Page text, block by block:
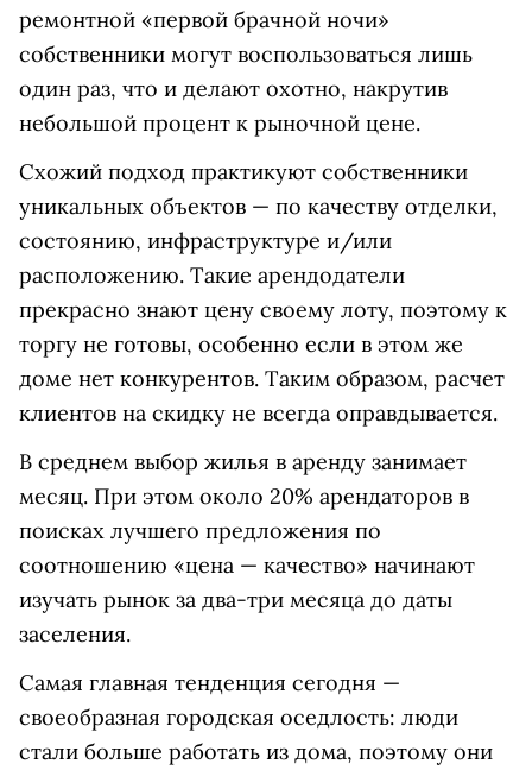
ремонтной «первой брачной ночи»
собственники могут воспользоваться лишь
один раз, что и делают охотно, накрутив
небольшой процент к рыночной цене.
Схожий подход практикуют собственники
уникальных объектов — по качеству отделки,
состоянию, инфраструктуре и/или
расположению. Такие арендодатели
прекрасно знают цену своему лоту, поэтому к
торгу не готовы, особенно если в этом же
доме нет конкурентов. Таким образом, расчет
клиентов на скидку не всегда оправдывается.
В среднем выбор жилья в аренду занимает
месяц. При этом около 20% арендаторов в
поисках лучшего предложения по
соотношению «цена — качество» начинают
изучать рынок за два-три месяца до даты
заселения.
Самая главная тенденция сегодня —
своеобразная городская оседлость: люди
стали больше работать из дома, поэтому они